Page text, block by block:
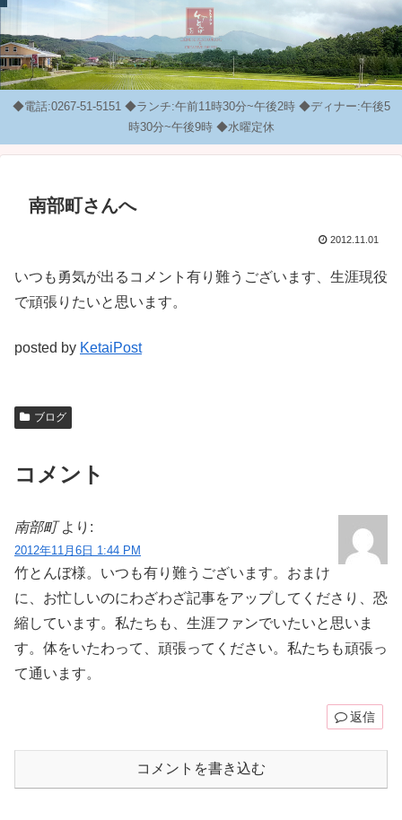
◆電話:0267-51-5151 ◆ランチ:午前11時30分~午後2時 ◆ディナー:午後5
時30分~午後9時 ◆水曜定休
南部町さんへ
2012.11.01
いつも勇気が出るコメント有り難うございます、生涯現役
で頑張りたいと思います。
posted by KetaiPost
ブログ
コメント
南部町 より:
2012年11月6日 1:44 PM
竹とんぼ様。いつも有り難うございます。おまけ
に、お忙しいのにわざわざ記事をアップしてくださり、恐
縮しています。私たちも、生涯ファンでいたいと思いま
す。体をいたわって、頑張ってください。私たちも頑張っ
て通います。
返信
コメントを書き込む